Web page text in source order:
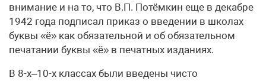
внимание и на то, что В.П. Потёмкин еще в декабре
1942 года подписал приказ о введении в школах
буквы «ё» как обязательной и об обязательном
печатании буквы «ё» в печатных изданиях.
В 8-х–10-х классах были введены чисто